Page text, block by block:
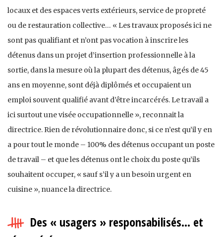
locaux et des espaces verts extérieurs, service de propreté
ou de restauration collective… « Les travaux proposés ici ne
sont pas qualifiant et n’ont pas vocation à inscrire les
détenus dans un projet d’insertion professionnelle à la
sortie, dans la mesure où la plupart des détenus, âgés de 45
ans en moyenne, sont déjà diplômés et occupaient un
emploi souvent qualifié avant d’être incarcérés. Le travail a
ici surtout une visée occupationnelle », reconnait la
directrice. Rien de révolutionnaire donc, si ce n’est qu’il y en
a pour tout le monde – 100% des détenus occupant un poste
de travail – et que les détenus ont le choix du poste qu’ils
souhaitent occuper, « sauf s’il y a un besoin urgent en
cuisine », nuance la directrice.
Des « usagers » responsabilisés… et